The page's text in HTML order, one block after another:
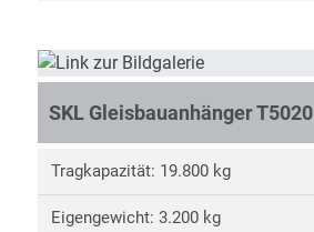
SKL Gleisbauanhänger T5020
Tragkapazität: 19.800 kg
Eigengewicht: 3.200 kg